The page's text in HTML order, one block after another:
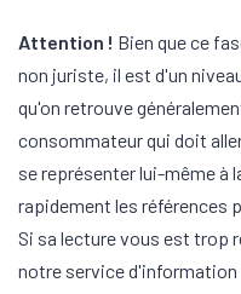
Attention ! Bien que ce
non juriste, il est d'un
qu'on retrouve
consommateur qui doit
se représenter lui-même à
rapidement les références
Si sa lecture vous est trop
notre service